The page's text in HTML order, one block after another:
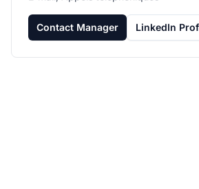
Contact Manager LinkedIn